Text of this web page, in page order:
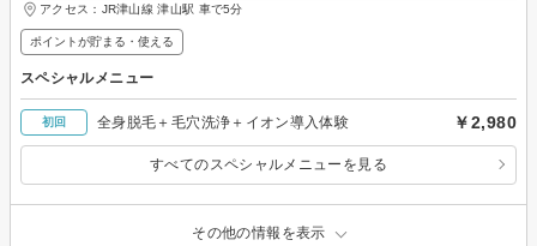
アクセス：JR津山線 津山駅 車で5分
ポイントが貯まる・使える
スペシャルメニュー
初回 全身脱毛＋毛穴洗浄＋イオン導入体験 ￥2,980
すべてのスペシャルメニューを見る
その他の情報を表示